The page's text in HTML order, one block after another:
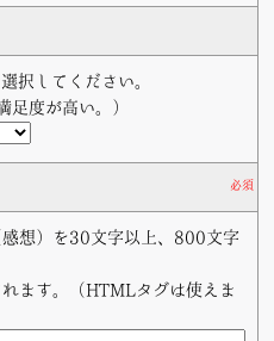
択してください。
足度が高い。）
必須
想）を30文字以上、800文字
ます。（HTMLタグは使えま